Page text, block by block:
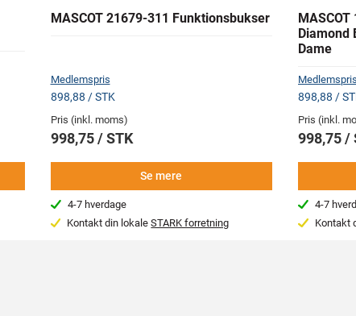
MASCOT 21679-311 Funktionsbukser
Medlemspris
898,88 / STK
Pris (inkl. moms)
998,75 / STK
Se mere
4-7 hverdage
Kontakt din lokaleSTARK forretning
Diamond
Dame
Medlemspris
898,88 /
Pris (inkl.
998,75 /
4-7
Kontakt